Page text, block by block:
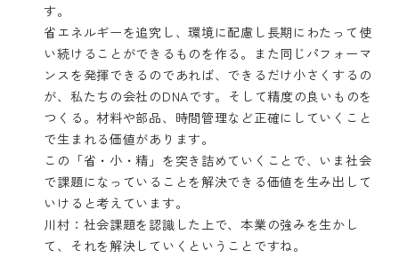
す。
省エネルギーを追究し、環境に配慮し長期にわたって使
い続けることができるものを作る。また同じパフォーマ
ンスを発揮できるのであれば、できるだけ小さくするの
が、私たちの会社のDNAです。そして精度の良いものを
つくる。材料や部品、時間管理など正確にしていくこと
で生まれる価値があります。
この「省・小・精」を突き詰めていくことで、いま社会
で課題になっていることを解決できる価値を生み出して
いけると考えています。
川村：社会課題を認識した上で、本業の強みを生かし
て、それを解決していくということですね。